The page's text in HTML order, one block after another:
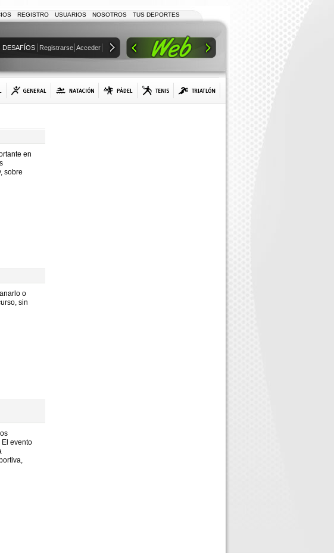
REGISTRO USUARIOS NOSOTROS TUS DEPORTES
Registrarse Acceder
DESAFÍOS
en
sobre
o
sin
evento